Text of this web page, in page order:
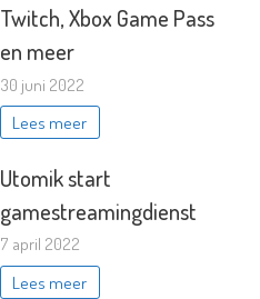
Twitch, Xbox Game Pass
en meer
30 juni 2022
Lees meer
Utomik start
gamestreamingdienst
7 april 2022
Lees meer